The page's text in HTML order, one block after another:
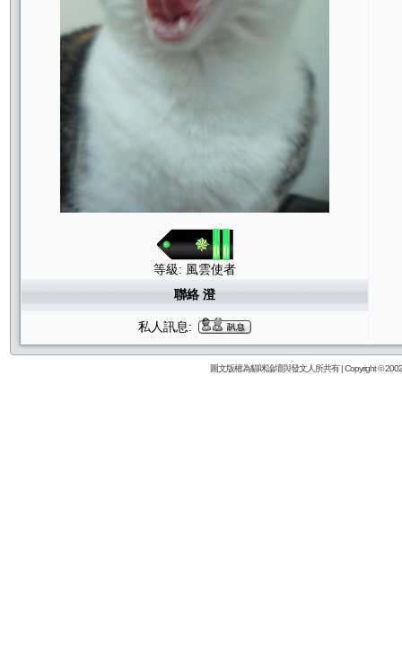
等級: 風雲使者
聯絡 澄
私人訊息:
圖文版權為貓咪論壇與發文人所共有 | Copyright ©